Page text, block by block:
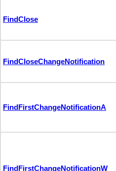
FindClose
FindCloseChangeNotification
FindFirstChangeNotificationA
FindFirstChangeNotificationW